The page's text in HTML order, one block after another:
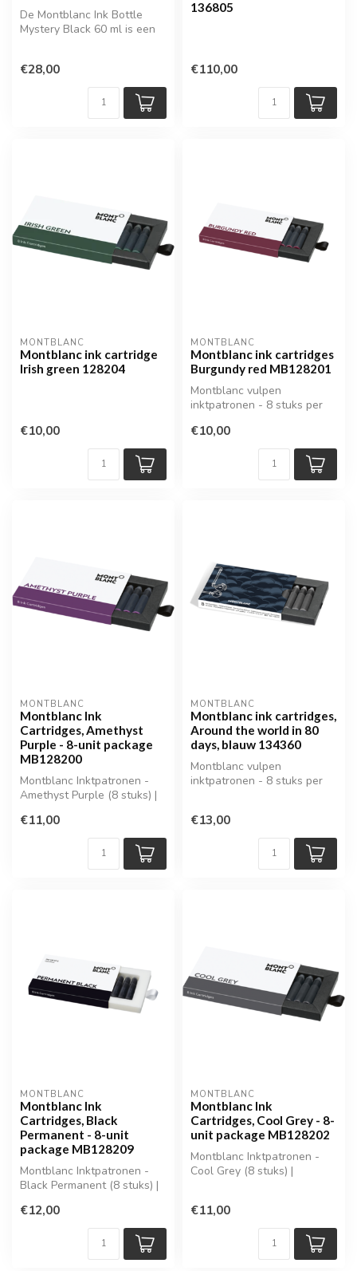
De Montblanc Ink Bottle
Mystery Black 60 ml is een
€28,00
136805
€110,00
MONTBLANC
Montblanc ink cartridge
Irish green 128204
€10,00
MONTBLANC
Montblanc ink cartridges
Burgundy red MB128201
Montblanc vulpen
inktpatronen - 8 stuks per
€10,00
MONTBLANC
Montblanc Ink
Cartridges, Amethyst
Purple - 8-unit package
MB128200
Montblanc Inktpatronen -
Amethyst Purple (8 stuks) |
€11,00
MONTBLANC
Montblanc ink cartridges,
Around the world in 80
days, blauw 134360
Montblanc vulpen
inktpatronen - 8 stuks per
€13,00
MONTBLANC
Montblanc Ink
Cartridges, Black
Permanent - 8-unit
package MB128209
Montblanc Inktpatronen -
Black Permanent (8 stuks) |
€12,00
MONTBLANC
Montblanc Ink
Cartridges, Cool Grey - 8-
unit package MB128202
Montblanc Inktpatronen -
Cool Grey (8 stuks) |
€11,00